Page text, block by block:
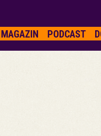
MAGAZIN PODCAST